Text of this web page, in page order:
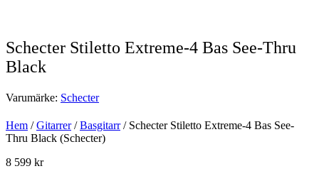
Schecter Stiletto Extreme-4 Bas See-Thru
Black
Varumärke: Schecter
Hem /Gitarrer/Basgitarr/ Schecter Stiletto Extreme-4 Bas See-
Thru Black (Schecter)
8 599 kr